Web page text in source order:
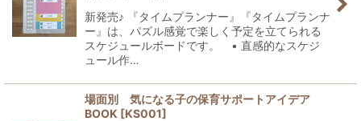
新発売♪ 『タイムプランナー』『タイムプランナ
ー』は、パズル感覚で楽しく予定を立てられる
スケジュールボードです。 • 直感的なスケジ
ュール作…
場面別 気になる子の保育サポートアイデア
BOOK [KS001]